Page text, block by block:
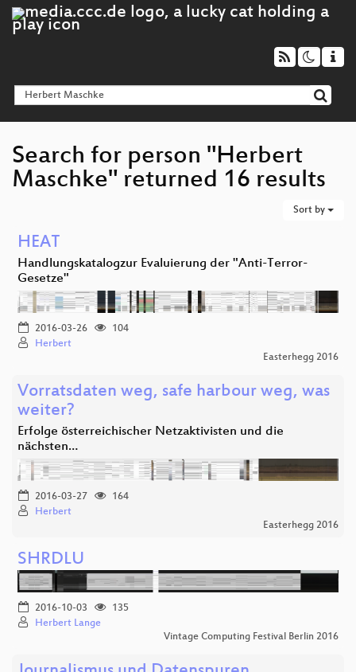
Search for person "Herbert
Maschke" returned 16 results
Sort by
HEAT
Handlungskatalogzur Evaluierung der "Anti-Terror-
Gesetze"
2016-03-26
104
Herbert
Easterhegg 2016
Vorratsdaten weg, safe harbour weg, was
weiter?
Erfolge österreichischer Netzaktivisten und die
nächsten…
2016-03-27
164
Herbert
Easterhegg 2016
SHRDLU
2016-10-03
135
Herbert Lange
Vintage Computing Festival Berlin 2016